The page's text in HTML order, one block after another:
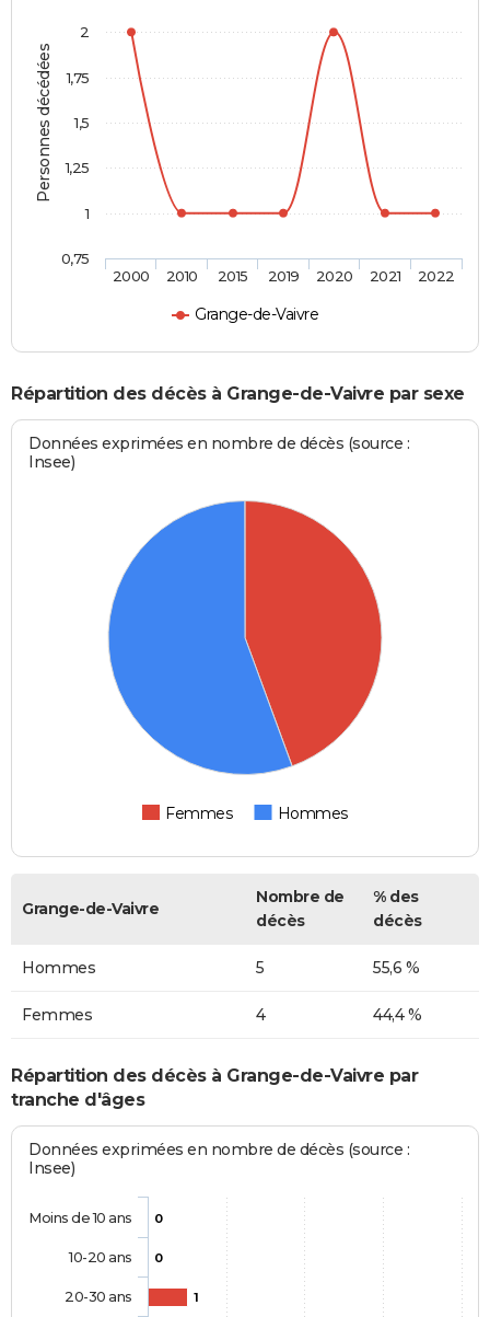
Personnes décédées
Grange-de-Vaivre
2000 2010 2015 2019 2020 2021 2022
0,75
1
1,25
1,5
1,75
2
Répartition des décès à Grange-de-Vaivre par sexe
Données exprimées en nombre de décès (source :
Insee)
Femmes Hommes
Grange-de-Vaivre
Nombre de
décès
% des
décès
Hommes 5 55,6 %
Femmes 4 44,4 %
Répartition des décès à Grange-de-Vaivre par
tranche d'âges
Données exprimées en nombre de décès (source :
Insee)
0
0
1
Moins de 10 ans
10-20 ans
20-30 ans